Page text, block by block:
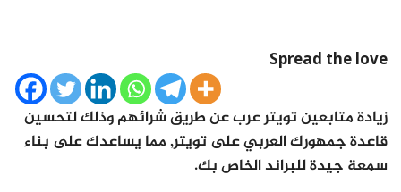
Spread the love
زيادة متابعين تويتر عرب عن طريق شرائهم وذلك لتحسين
قاعدة جمهورك العربي على تويتر, مما يساعدك على بناء
سمعة جيدة للبراند الخاص بك.